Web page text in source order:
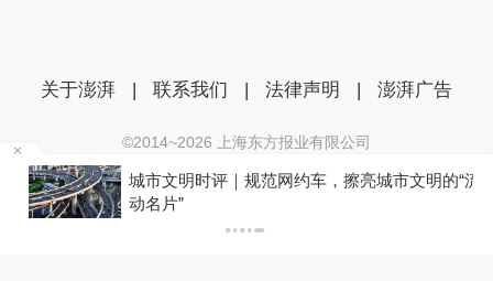
城市文明时评｜规范网约车，擦亮城市文明的“流
动名片”
关于澎湃 | 联系我们 | 法律声明 | 澎湃广告
©2014~2026 上海东方报业有限公司
沪ICP证：沪B2-20170116 | 沪ICP备14003370号
互联网新闻信息服务许可证：31120170006
沪公网安备 31010602000299号